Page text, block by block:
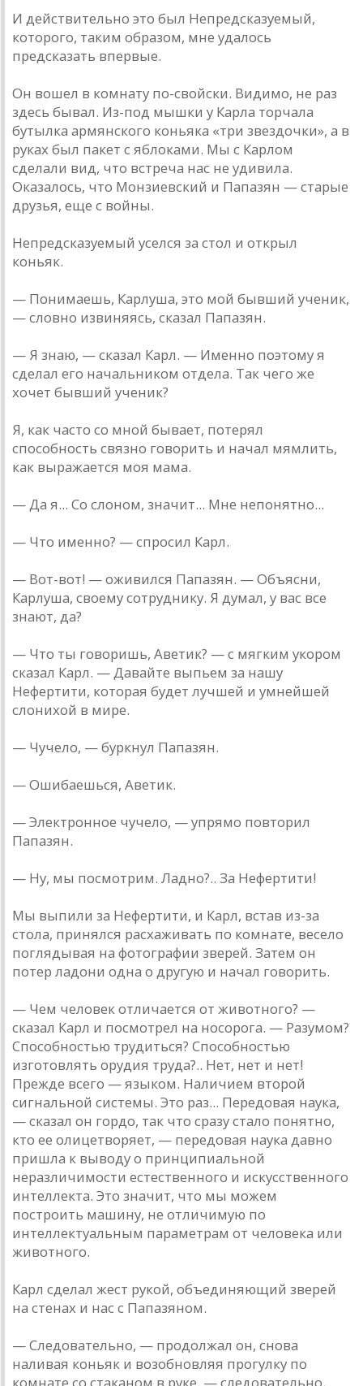
И действительно это был Непредсказуемый,
которого, таким образом, мне удалось
предсказать впервые.
Он вошел в комнату по-свойски. Видимо, не раз
здесь бывал. Из-под мышки у Карла торчала
бутылка армянского коньяка «три звездочки», а в
руках был пакет с яблоками. Мы с Карлом
сделали вид, что встреча нас не удивила.
Оказалось, что Монзиевский и Папазян — старые
друзья, еще с войны.
Непредсказуемый уселся за стол и открыл
коньяк.
— Понимаешь, Карлуша, это мой бывший ученик,
— словно извиняясь, сказал Папазян.
— Я знаю, — сказал Карл. — Именно поэтому я
сделал его начальником отдела. Так чего же
хочет бывший ученик?
Я, как часто со мной бывает, потерял
способность связно говорить и начал мямлить,
как выражается моя мама.
— Да я... Со слоном, значит... Мне непонятно...
— Что именно? — спросил Карл.
— Вот-вот! — оживился Папазян. — Объясни,
Карлуша, своему сотруднику. Я думал, у вас все
знают, да?
— Что ты говоришь, Аветик? — с мягким укором
сказал Карл. — Давайте выпьем за нашу
Нефертити, которая будет лучшей и умнейшей
слонихой в мире.
— Чучело, — буркнул Папазян.
— Ошибаешься, Аветик.
— Электронное чучело, — упрямо повторил
Папазян.
— Ну, мы посмотрим. Ладно?.. За Нефертити!
Мы выпили за Нефертити, и Карл, встав из-за
стола, принялся расхаживать по комнате, весело
поглядывая на фотографии зверей. Затем он
потер ладони одна о другую и начал говорить.
— Чем человек отличается от животного? —
сказал Карл и посмотрел на носорога. — Разумом?
Способностью трудиться? Способностью
изготовлять орудия труда?.. Нет, нет и нет!
Прежде всего — языком. Наличием второй
сигнальной системы. Это раз... Передовая наука,
— сказал он гордо, так что сразу стало понятно,
кто ее олицетворяет, — передовая наука давно
пришла к выводу о принципиальной
неразличимости естественного и искусственного
интеллекта. Это значит, что мы можем
построить машину, не отличимую по
интеллектуальным параметрам от человека или
животного.
Карл сделал жест рукой, объединяющий зверей
на стенах и нас с Папазяном.
— Следовательно, — продолжал он, снова
наливая коньяк и возобновляя прогулку по